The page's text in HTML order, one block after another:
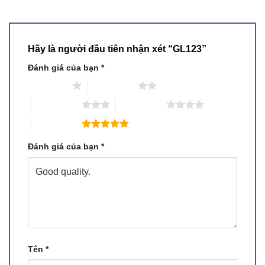
Hãy là người đầu tiên nhận xét “GL123”
Đánh giá của bạn *
Đánh giá của bạn *
Tên *